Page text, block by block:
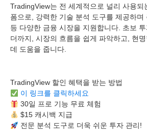
TradingView는 전 세계적으로 널리 사용되
폼으로, 강력한 기술 분석 도구를 제공하며
등 다양한 금융 시장을 지원합니다. 초보
더까지, 시장의 흐름을 쉽게 파악하고, 현
데 도움을 줍니다.
TradingView 할인 혜택을 받는 방법
이 링크를 클릭하세요
30일 프로 기능 무료 체험
$15 캐시백 지급
전문 분석 도구로 더욱 쉬운 투자 관리!